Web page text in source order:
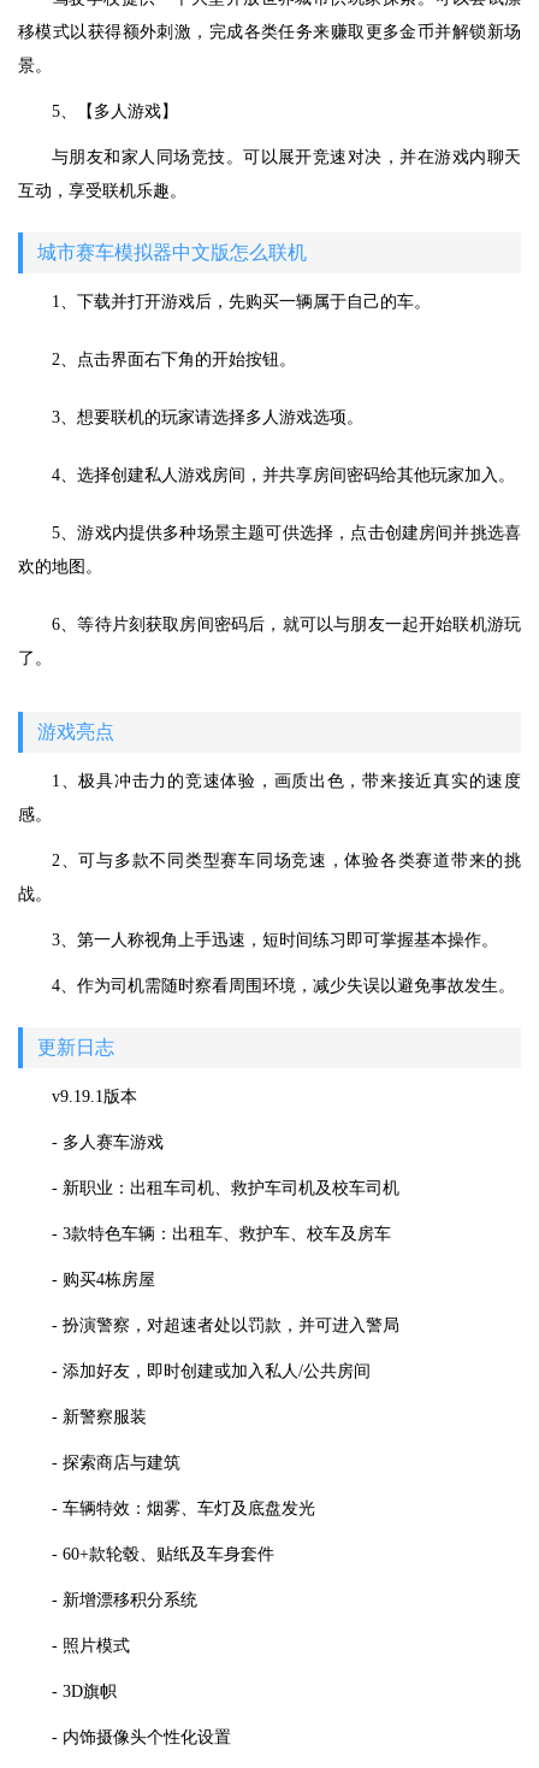
移模式以获得额外刺激，完成各类任务来赚取更多金币并解锁新场
景。
5、【多人游戏】
与朋友和家人同场竞技。可以展开竞速对决，并在游戏内聊天
互动，享受联机乐趣。
城市赛车模拟器中文版怎么联机
1、下载并打开游戏后，先购买一辆属于自己的车。
2、点击界面右下角的开始按钮。
3、想要联机的玩家请选择多人游戏选项。
4、选择创建私人游戏房间，并共享房间密码给其他玩家加入。
5、游戏内提供多种场景主题可供选择，点击创建房间并挑选喜
欢的地图。
6、等待片刻获取房间密码后，就可以与朋友一起开始联机游玩
了。
游戏亮点
1、极具冲击力的竞速体验，画质出色，带来接近真实的速度
感。
2、可与多款不同类型赛车同场竞速，体验各类赛道带来的挑
战。
3、第一人称视角上手迅速，短时间练习即可掌握基本操作。
4、作为司机需随时察看周围环境，减少失误以避免事故发生。
更新日志
v9.19.1版本
- 多人赛车游戏
- 新职业：出租车司机、救护车司机及校车司机
- 3款特色车辆：出租车、救护车、校车及房车
- 购买4栋房屋
- 扮演警察，对超速者处以罚款，并可进入警局
- 添加好友，即时创建或加入私人/公共房间
- 新警察服装
- 探索商店与建筑
- 车辆特效：烟雾、车灯及底盘发光
- 60+款轮毂、贴纸及车身套件
- 新增漂移积分系统
- 照片模式
- 3D旗帜
- 内饰摄像头个性化设置